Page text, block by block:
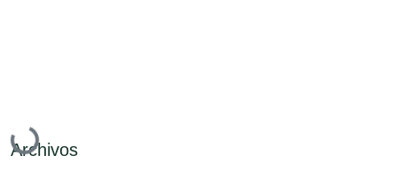
Cargando...
Archivos